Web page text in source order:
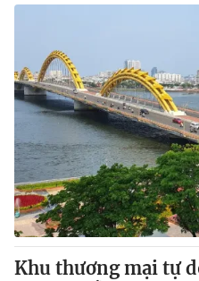
Khu thương mại tự